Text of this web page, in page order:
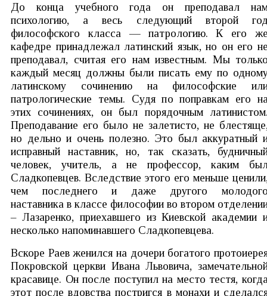
До конца учебного года он преподавал
психологию, а весь следующий второй
философского класса — патрологию. К его
кафедре принадлежал латинский язык, но он его
преподавал, считая его нам известным. Мы
каждый месяц должны были писать ему по
латинскому сочинению на философские
патрологические темы. Судя по поправкам его
этих сочинениях, он был порядочным
Преподавание его было не залетисто, не
но дельно и очень полезно. Это был аккуратный
исправный наставник, но, так сказать,
человек, учитель, а не профессор, каким
Сладкопевцев. Вследствие этого его меньше
чем последнего и даже другого
наставника в классе философии во втором
– Лазаренко, приехавшего из Киевской академии
несколько напоминавшего Сладкопевцева.
Вскоре Раев женился на дочери богатого
Покровской церкви Ивана Львовича,
красавице. Он после поступил на место тестя,
этот после вдовства постригся в монахи и